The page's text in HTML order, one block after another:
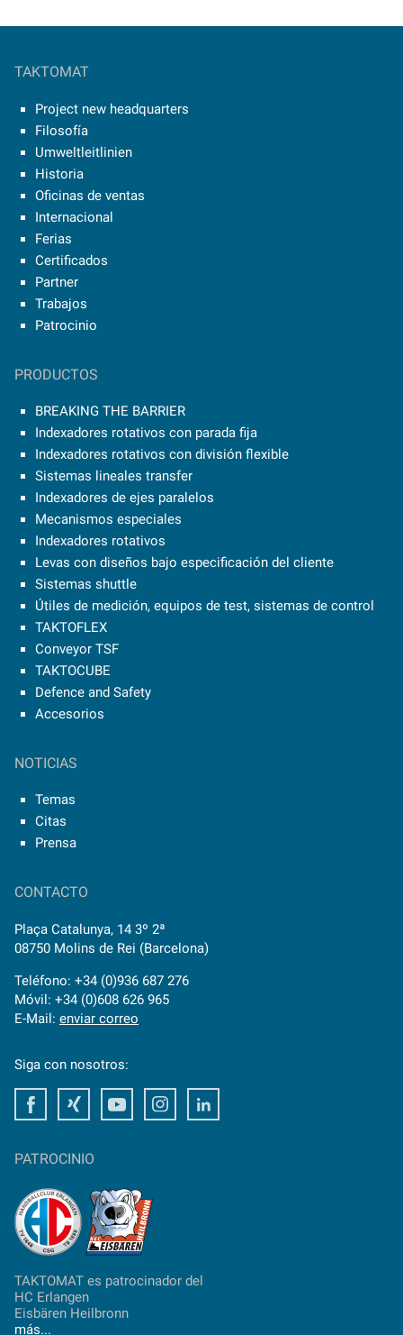
TAKTOMAT
Project new headquarters
Filosofía
Umweltleitlinien
Historia
Oficinas de ventas
Internacional
Ferias
Certificados
Partner
Trabajos
Patrocinio
PRODUCTOS
BREAKING THE BARRIER
Indexadores rotativos con parada fija
Indexadores rotativos con división flexible
Sistemas lineales transfer
Indexadores de ejes paralelos
Mecanismos especiales
Indexadores rotativos
Levas con diseños bajo especificación del cliente
Sistemas shuttle
Útiles de medición, equipos de test, sistemas de control
TAKTOFLEX
Conveyor TSF
TAKTOCUBE
Defence and Safety
Accesorios
NOTICIAS
Temas
Citas
Prensa
CONTACTO
Plaça Catalunya, 14 3º 2ª
08750 Molins de Rei (Barcelona)
Teléfono: +34 (0)936 687 276
Móvil: +34 (0)608 626 965
E-Mail: enviar correo
Siga con nosotros:
FacebookXing Youtube Instagram
PATROCINIO
TAKTOMAT es patrocinador del
HC Erlangen
Eisbären Heilbronn
más...